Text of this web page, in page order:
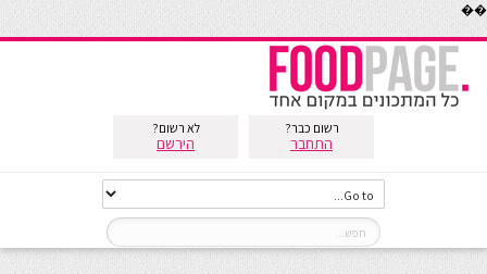
��
רשום כבר?
התחבר
לא רשום?
הירשם